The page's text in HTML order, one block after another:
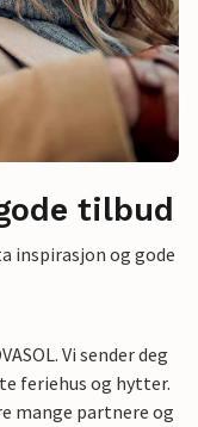
tilbud
inspirasjon og gode
Vi sender deg
feriehus og hytter.
mange partnere og